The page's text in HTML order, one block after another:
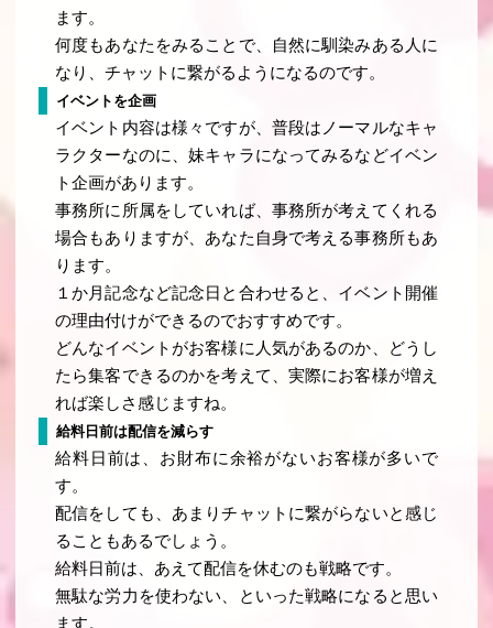
ます。
何度もあなたをみることで、自然に馴染みある人に
なり、チャットに繋がるようになるのです。
イベントを企画
イベント内容は様々ですが、普段はノーマルなキャ
ラクターなのに、妹キャラになってみるなどイベン
ト企画があります。
事務所に所属をしていれば、事務所が考えてくれる
場合もありますが、あなた自身で考える事務所もあ
ります。
１か月記念など記念日と合わせると、イベント開催
の理由付けができるのでおすすめです。
どんなイベントがお客様に人気があるのか、どうし
たら集客できるのかを考えて、実際にお客様が増え
れば楽しさ感じますね。
給料日前は配信を減らす
給料日前は、お財布に余裕がないお客様が多いで
す。
配信をしても、あまりチャットに繋がらないと感じ
ることもあるでしょう。
給料日前は、あえて配信を休むのも戦略です。
無駄な労力を使わない、といった戦略になると思い
ます。